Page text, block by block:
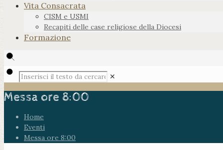
Vita Consacrata
CISM e USMI
Recapiti delle case religiose della Diocesi
Formazione
✕
Messa ore 8:00
Home
Eventi
Messa ore 8:00